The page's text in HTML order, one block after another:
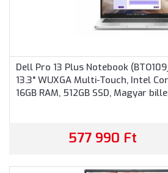
Dell Pro 13 Plus Notebook
13.3" WUXGA Multi-Touch, Intel
16GB RAM, 512GB SSD, Magyar
Professional, 3 év garancia,
577 990 Ft